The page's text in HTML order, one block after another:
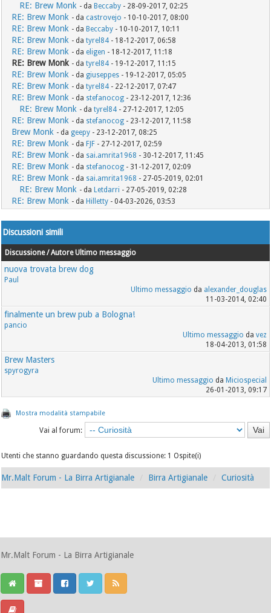
RE: Brew Monk - da Beccaby - 28-09-2017, 02:25
RE: Brew Monk - dacastrovejo - 10-10-2017, 08:00
RE: Brew Monk - da Beccaby - 10-10-2017, 10:11
RE: Brew Monk - datyrel84 - 18-12-2017, 06:58
RE: Brew Monk - da eligen - 18-12-2017, 11:18
RE: Brew Monk - datyrel84 - 19-12-2017, 11:15
RE: Brew Monk - da giuseppes - 19-12-2017, 05:05
RE: Brew Monk - datyrel84 - 22-12-2017, 07:47
RE: Brew Monk - da stefanocog - 23-12-2017, 12:36
RE: Brew Monk - datyrel84 - 27-12-2017, 12:05
RE: Brew Monk - da stefanocog - 23-12-2017, 11:58
Brew Monk - da geepy - 23-12-2017, 08:25
RE: Brew Monk - da FJF - 27-12-2017, 02:59
RE: Brew Monk - da sai.amrita1968 - 30-12-2017, 11:45
RE: Brew Monk - da stefanocog - 31-12-2017, 02:09
RE: Brew Monk - da sai.amrita1968 - 27-05-2019, 02:01
RE: Brew Monk - da Letdarri - 27-05-2019, 02:28
RE: Brew Monk - da Hilletty - 04-03-2026, 03:53
Discussioni simili
Discussione / Autore Ultimo messaggio
nuova trovata brew dog
Paul
Ultimo messaggio da alexander_douglas
11-03-2014, 02:40
finalmente un brew pub a Bologna!
pancio
Ultimo messaggio da vez
18-04-2013, 01:58
Brew Masters
spyrogyra
Ultimo messaggio da Miciospecial
26-01-2013, 09:17
Mostra modalità stampabile
Vai al forum:
Utenti che stanno guardando questa discussione: 1 Ospite(i)
Mr.Malt Forum - La Birra Artigianale Birra Artigianale Curiosità
Mr.Malt Forum - La Birra Artigianale